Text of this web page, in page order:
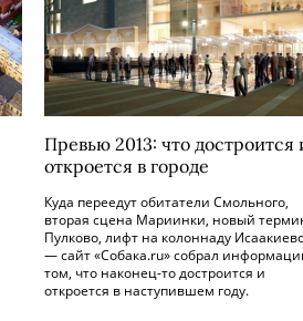
Превью 2013: что достроится
откроется в городе
Куда переедут обитатели Смольного,
вторая сцена Мариинки, новый
Пулково, лифт на колоннаду
— сайт «Собака.ru» собрал
том, что наконец-то достроится и
откроется в наступившем году.